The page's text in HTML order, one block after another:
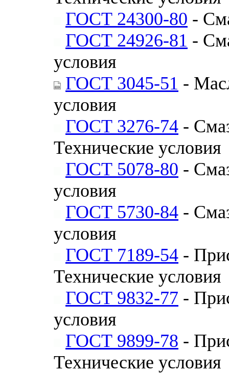
ГОСТ 24300-80 -
ГОСТ 24926-81 -
условия
ГОСТ 3045-51 -
условия
ГОСТ 3276-74 -
Технические условия
ГОСТ 5078-80 -
условия
ГОСТ 5730-84 -
условия
ГОСТ 7189-54 -
Технические условия
ГОСТ 9832-77 -
условия
ГОСТ 9899-78 -
Технические условия